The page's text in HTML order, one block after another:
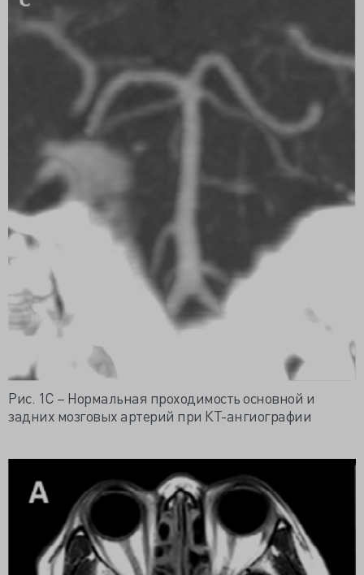
Рис. 1C – Нормальная проходимость основной и
задних мозговых артерий при КТ-ангиографии